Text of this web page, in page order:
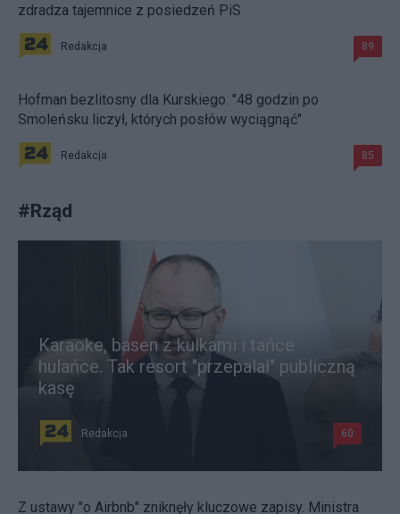
zdradza tajemnice z posiedzeń PiS
Redakcja 89
Hofman bezlitosny dla Kurskiego. "48 godzin po
Smoleńsku liczył, których posłów wyciągnąć"
Redakcja 85
#Rząd
Karaoke, basen z kulkami i tańce
hulańce. Tak resort "przepalał" publiczną
kasę
Redakcja 60
Z ustawy "o Airbnb" zniknęły kluczowe zapisy. Ministra